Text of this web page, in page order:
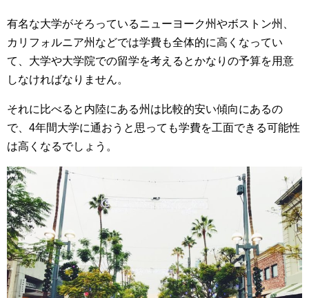
有名な大学がそろっているニューヨーク州やボストン州、
カリフォルニア州などでは学費も全体的に高くなってい
て、大学や大学院での留学を考えるとかなりの予算を用意
しなければなりません。
それに比べると内陸にある州は比較的安い傾向にあるの
で、4年間大学に通おうと思っても学費を工面できる可能性
は高くなるでしょう。